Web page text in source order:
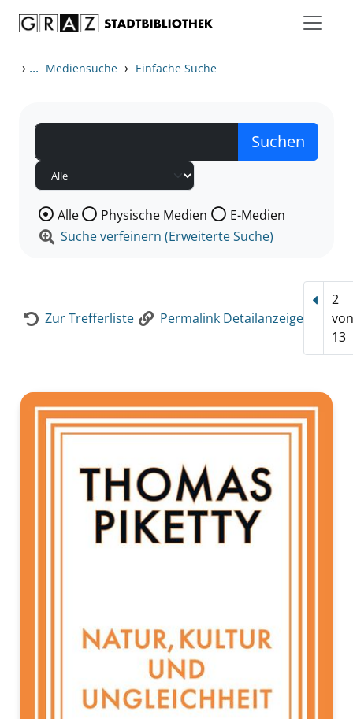
› ... Mediensuche › Einfache Suche
Wählen Sie die Medienart nach der Sie suchen wollen.
Alle Physische Medien
E-Medien
Suche verfeinern (Erweiterte Suche)
Zur Trefferliste Permalink Detailanzeige
2
13